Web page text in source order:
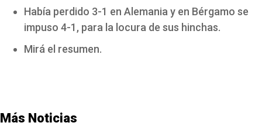
Había perdido 3-1 en Alemania y en Bérgamo se
impuso 4-1, para la locura de sus hinchas.
Mirá el resumen.
Más Noticias